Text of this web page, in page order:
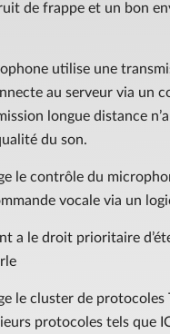
de frappe et un bon
utilise une
au serveur via un
longue distance
du son.
le contrôle du
vocale via un
a le droit prioritaire
le cluster de protocoles
protocoles tels que